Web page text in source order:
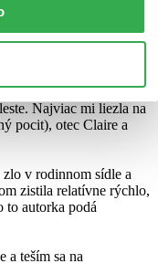
rada - romantika,
talent a jej štýl mi
charaktery.
Najviac mi liezla na
pocit), otec Claire a
v rodinnom sídle a
zistila relatívne rýchlo,
to autorka podá
a teším sa na